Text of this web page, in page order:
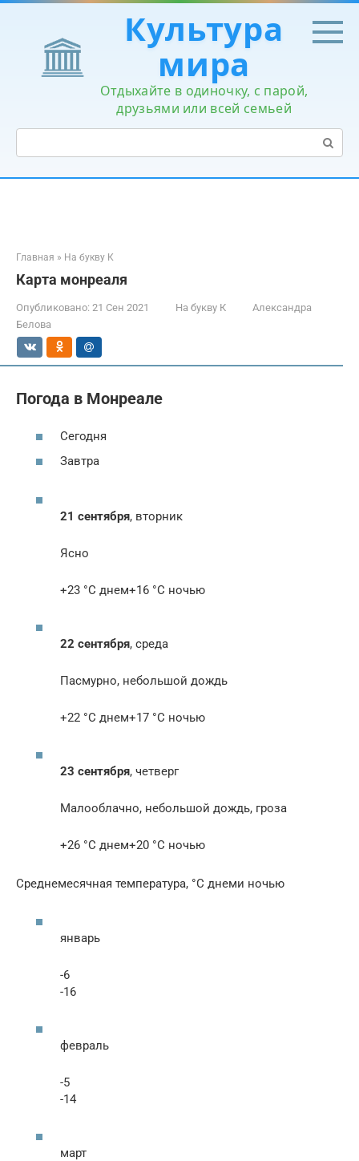
Перейти
контенту
Культура
мира
Отдыхайте в одиночку, с парой,
друзьями или всей семьей
Поиск:
Главная » На букву К
Карта монреаля
Опубликовано: 21 Сен 2021 На букву К
Александра
Белова
Погода в Монреале
Сегодня
Завтра
21 сентября, вторник
Ясно
+23 °С днем+16 °С ночью
22 сентября, среда
Пасмурно, небольшой дождь
+22 °С днем+17 °С ночью
23 сентября, четверг
Малооблачно, небольшой дождь, гроза
+26 °С днем+20 °С ночью
Cреднемесячная температура, °C днеми ночью
январь
-6
-16
февраль
-5
-14
март